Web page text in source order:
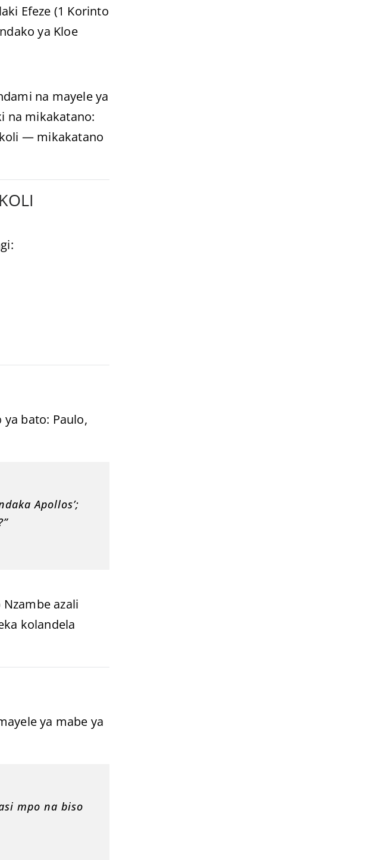
Efeze (1 Korinto
ya Kloe
na mayele ya
na mikakatano:
— mikakatano
bato: Paulo,
Apollos’;
azali
kolandela
ya mabe ya
mpo na biso